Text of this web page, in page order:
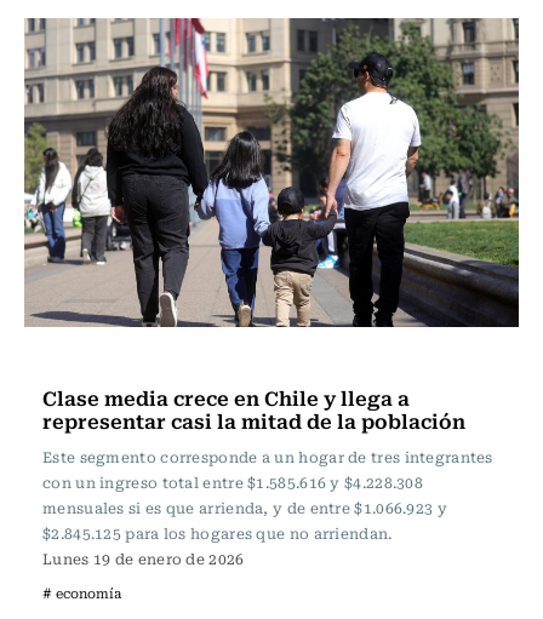
Clase media crece en Chile y llega a
representar casi la mitad de la población
Este segmento corresponde a un hogar de tres integrantes
con un ingreso total entre $1.585.616 y $4.228.308
mensuales si es que arrienda, y de entre $1.066.923 y
$2.845.125 para los hogares que no arriendan.
Lunes 19 de enero de 2026
# economía